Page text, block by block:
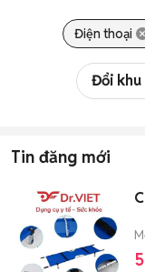
Điện thoại
Đổi khu
Tin đăng mới